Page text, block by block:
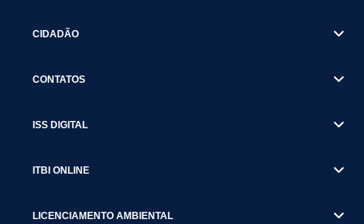
CIDADÃO
CONTATOS
ISS DIGITAL
ITBI ONLINE
LICENCIAMENTO AMBIENTAL